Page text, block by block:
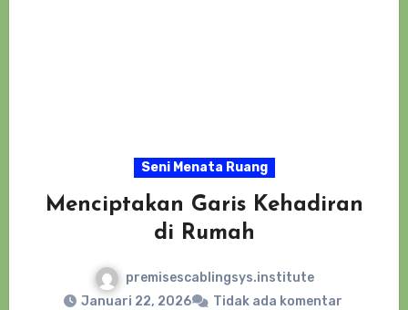
Seni Menata Ruang
Menciptakan Garis Kehadiran
di Rumah
premisescablingsys.institute
Januari 22, 2026
Tidak ada komentar